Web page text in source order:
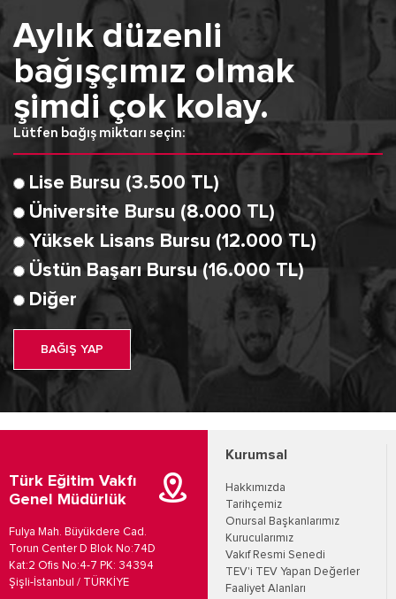
Aylık düzenli
bağışçımız olmak
şimdi çok kolay.
Lütfen bağış miktarı seçin:
Lise Bursu (3.500 TL)
Üniversite Bursu (8.000 TL)
Yüksek Lisans Bursu (12.000 TL)
Üstün Başarı Bursu (16.000 TL)
Diğer
BAĞIŞ YAP
Türk Eğitim Vakfı
Genel Müdürlük
Fulya Mah. Büyükdere Cad.
Torun Center D Blok No:74D
Kat:2 Ofis No:4-7 PK: 34394
Şişli-İstanbul / TÜRKİYE
Kurumsal
Hakkımızda
Tarihçemiz
Onursal Başkanlarımız
Kurucularımız
Vakıf Resmi Senedi
TEV'i TEV Yapan Değerler
Faaliyet Alanları